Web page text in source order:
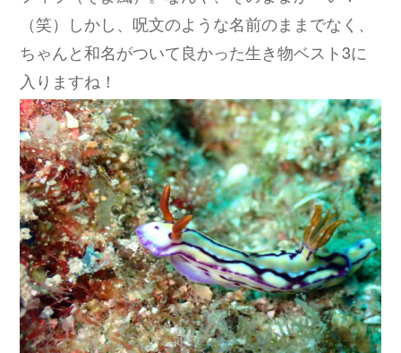
（笑）しかし、呪文のような名前のままでなく、
ちゃんと和名がついて良かった生き物ベスト3に
入りますね！